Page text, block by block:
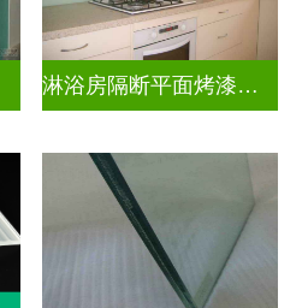
淋浴房隔断平面烤漆玻璃